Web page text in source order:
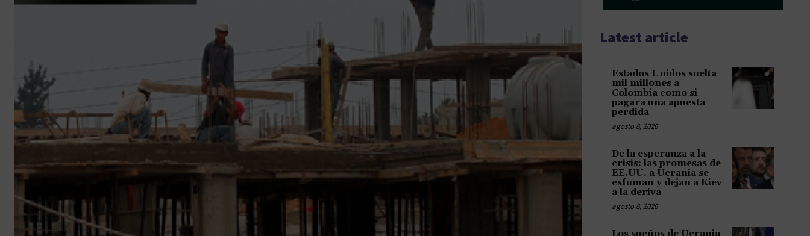
Latest article
Estados Unidos suelta
mil millones a
Colombia como si
pagara una apuesta
perdida
agosto 8, 2026
De la esperanza a la
crisis: las promesas de
EE.UU. a Ucrania se
esfuman y dejan a Kiev
a la deriva
agosto 8, 2026